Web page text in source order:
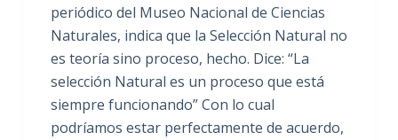
periódico del Museo Nacional de Ciencias
Naturales, indica que la Selección Natural no
es teoría sino proceso, hecho. Dice: “La
selección Natural es un proceso que está
siempre funcionando” Con lo cual
podríamos estar perfectamente de acuerdo,